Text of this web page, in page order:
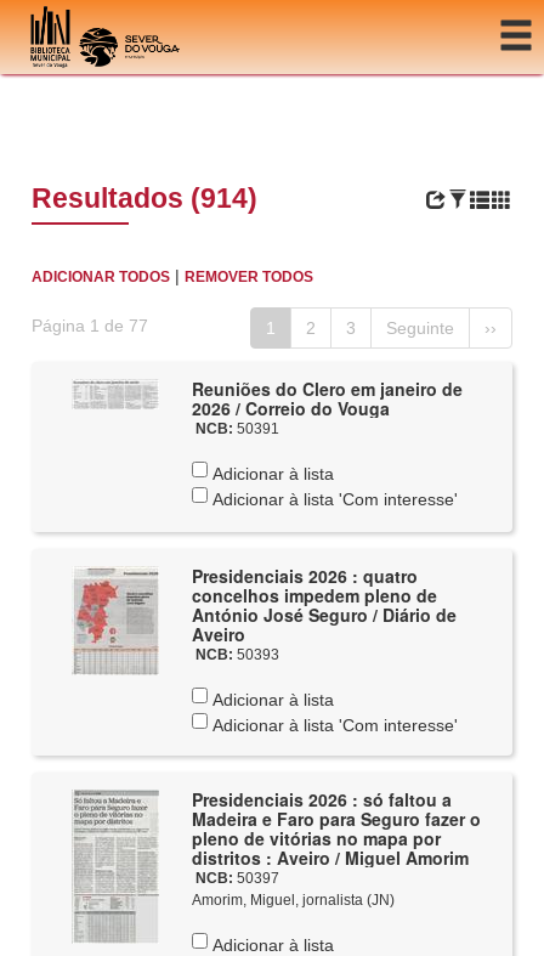
Ir para o conteúdo
Resultados (914)
ADICIONAR TODOS |REMOVER TODOS
Página 1 de 77 1 2 3 Seguinte ››
Reuniões do Clero em janeiro de
2026 / Correio do Vouga
NCB: 50391
Adicionar à lista
Adicionar à lista 'Com interesse'
Presidenciais 2026 : quatro
concelhos impedem pleno de
António José Seguro / Diário de
Aveiro
NCB: 50393
Adicionar à lista
Adicionar à lista 'Com interesse'
Presidenciais 2026 : só faltou a
Madeira e Faro para Seguro fazer o
pleno de vitórias no mapa por
distritos : Aveiro / Miguel Amorim
NCB: 50397
Amorim, Miguel, jornalista (JN)
Adicionar à lista